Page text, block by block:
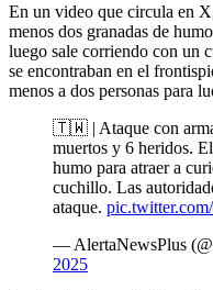
En un video que circula en
menos dos granadas de
luego sale corriendo con un
se encontraban en el
menos a dos personas para
🇹🇼 | Ataque con
muertos y 6 heridos.
humo para atraer a
cuchillo. Las
ataque.
— AlertaNewsPlus
2025